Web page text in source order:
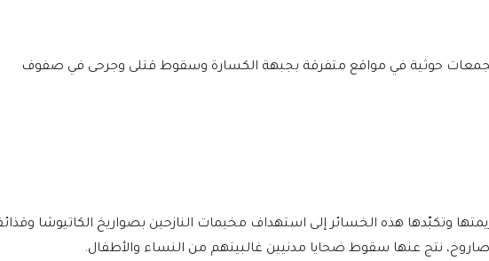
حوثية في مواقع متفرقة بجبهة الكسارة وسقوط قتلى وجرحى في صفوف
وتكبّدها هذه الخسائر إلى استهداف مخيمات النازحين بصواريخ الكاتيوشا